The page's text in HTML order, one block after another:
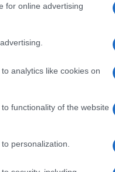
for online advertising
analytics like cookies on
functionality of the website
personalization.
Ο